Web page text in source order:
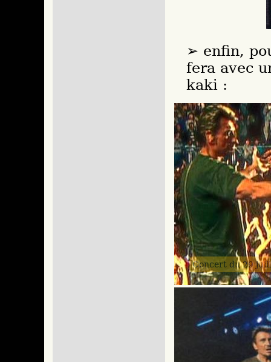
enfin,
fera avec
kaki :
Concert du 29